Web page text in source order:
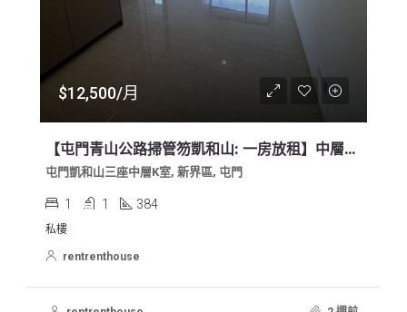
$12,500/月
【屯門青山公路掃管笏凱和山: 一房放租】中層、全新大一房、翠綠山景
屯門凱和山三座中層K室, 新界區, 屯門
1 1 384
私樓
rentrenthouse